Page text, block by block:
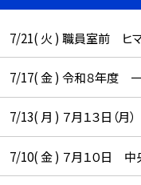
7/21( 火 ) 職員室前 ヒマ
7/17( 金 ) 令和８年度
7/13( 月 ) ７月１３日（
7/10( 金 ) ７月１０日